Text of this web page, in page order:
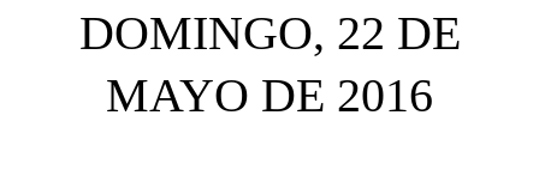
DOMINGO, 22 DE
MAYO DE 2016